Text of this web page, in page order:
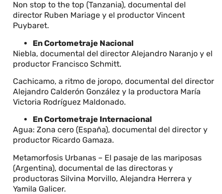
Non stop to the top (Tanzania), documental del
director Ruben Mariage y el productor Vincent
Puybaret.
En Cortometraje Nacional
Niebla, documental del director Alejandro Naranjo y el
productor Francisco Schmitt.
Cachicamo, a ritmo de joropo, documental del director
Alejandro Calderón González y la productora María
Victoria Rodríguez Maldonado.
En Cortometraje Internacional
Agua: Zona cero (España), documental del director y
productor Ricardo Gamaza.
Metamorfosis Urbanas – El pasaje de las mariposas
(Argentina), documental de las directoras y
productoras Silvina Morvillo, Alejandra Herrera y
Yamila Galicer.